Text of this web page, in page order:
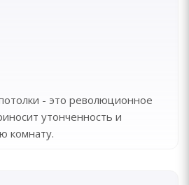
- это революционное
утонченность и
комнату.